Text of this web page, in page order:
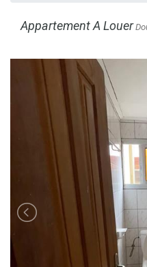
Appartement A Louer